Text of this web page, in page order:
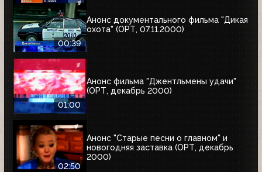
00:39
Анонс документального фильма "Дикая
охота" (ОРТ, 07.11.2000)
01:00
Анонс фильма "Джентльмены удачи"
(ОРТ, декабрь 2000)
02:50
Анонс "Старые песни о главном" и
новогодняя заставка (ОРТ, декабрь
2000)